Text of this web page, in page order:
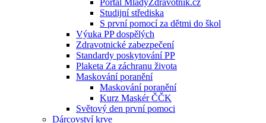
Portál MladyZdravotnik.cz
Studijní střediska
S první pomocí za dětmi do škol
Výuka PP dospělých
Zdravotnické zabezpečení
Standardy poskytování PP
Plaketa Za záchranu života
Maskování poranění
Maskování poranění
Kurz Maskér ČČK
Světový den první pomoci
Dárcovství krve